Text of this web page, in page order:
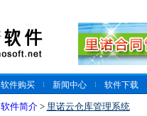
软件购买 新闻中心 软件下载
软件简介> 里诺云仓库管理系统